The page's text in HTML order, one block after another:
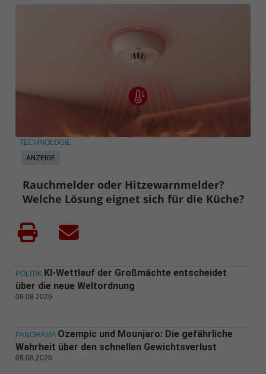
ANZEIGE
TECHNOLOGIE
Rauchmelder oder Hitzewarnmelder?
Welche Lösung eignet sich für die Küche?
POLITIK KI-Wettlauf der Großmächte entscheidet
über die neue Weltordnung
09.08.2026
PANORAMA Ozempic und Mounjaro: Die gefährliche
Wahrheit über den schnellen Gewichtsverlust
09.08.2026